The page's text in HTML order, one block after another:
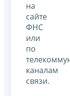
на
сайте
ФНС
или
по
каналам
связи.